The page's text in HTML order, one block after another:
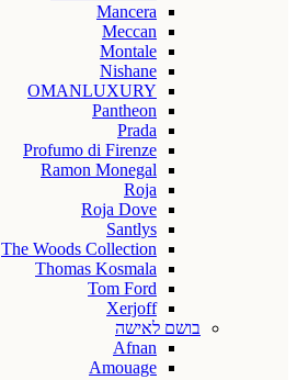
Mancera
Meccan
Montale
Nishane
OMANLUXURY
Pantheon
Prada
Profumo di Firenze
Ramon Monegal
Roja
Roja Dove
Santlys
The Woods Collection
Thomas Kosmala
Tom Ford
Xerjoff
בושם לאישה
Afnan
Amouage